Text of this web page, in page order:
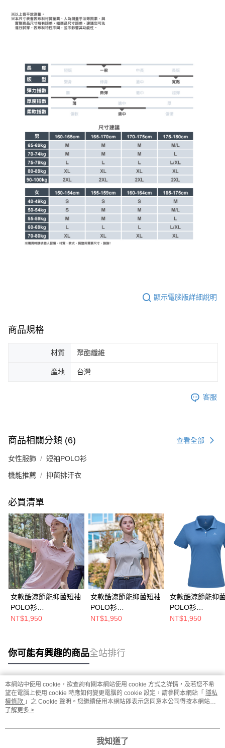
顯示電腦版詳細說明
商品規格
材質 聚酯纖維
產地 台灣
客服
商品相關分類 (6) 查看全部
女性服飾 短袖POLO衫
機能推薦 抑菌排汗衣
必買清單
女款酷涼節能抑菌短袖
POLO衫
(A1PS2605WC印花淺
NT$1,950
女款酷涼節能抑菌短袖
POLO衫
(A1PS2604WC印花米
NT$1,950
女款酷涼節能抑
POLO衫
(A1PS2605WC
NT$1,950
你可能有興趣的商品全站排行
熱門標籤
本網站中使用 cookie，欲查詢有關本網站使用 cookie 方式之詳情，及若您不希
望在電腦上使用 cookie 時應如何變更電腦的 cookie 設定，請參閱本網站「 隱私
權條款 」之 Cookie 聲明。您繼續使用本網站即表示您同意本公司得按本網站使
用條款之 Cookie 聲明使用 cookie。
了解更多 >
我知道了